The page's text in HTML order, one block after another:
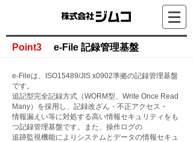
Point3 e-File 記録管理基盤
e-Fileは、ISO15489/JIS x0902準拠の記録管理基盤
です。
追記型完全記録方式（WORM型、Write Once Read
Many）を採用し、記録改ざん・不正アクセス・
情報漏えい等に対処する高い情報セキュリティをも
つ記録管理基盤です。また、操作ログの
追跡監視機能によりシステムとデータの情報セキュ